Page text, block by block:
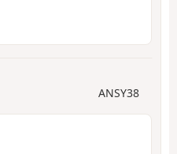
ANSY38